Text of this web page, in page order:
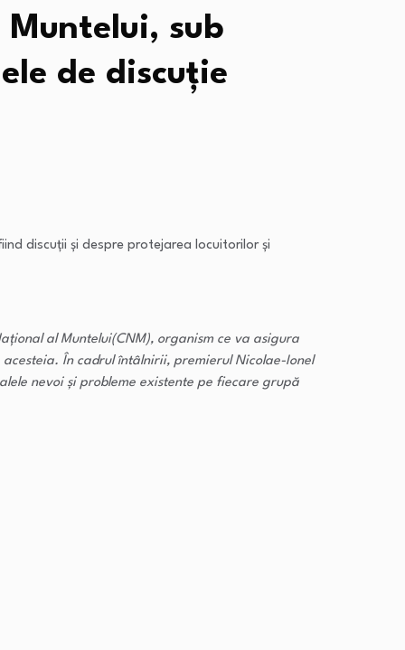
sub
de discuție
discuții și despre protejarea locuitorilor şi
al Muntelui(CNM), organism ce va asigura
În cadrul întâlnirii, premierul Nicolae-Ionel
nevoi şi probleme existente pe fiecare grupă